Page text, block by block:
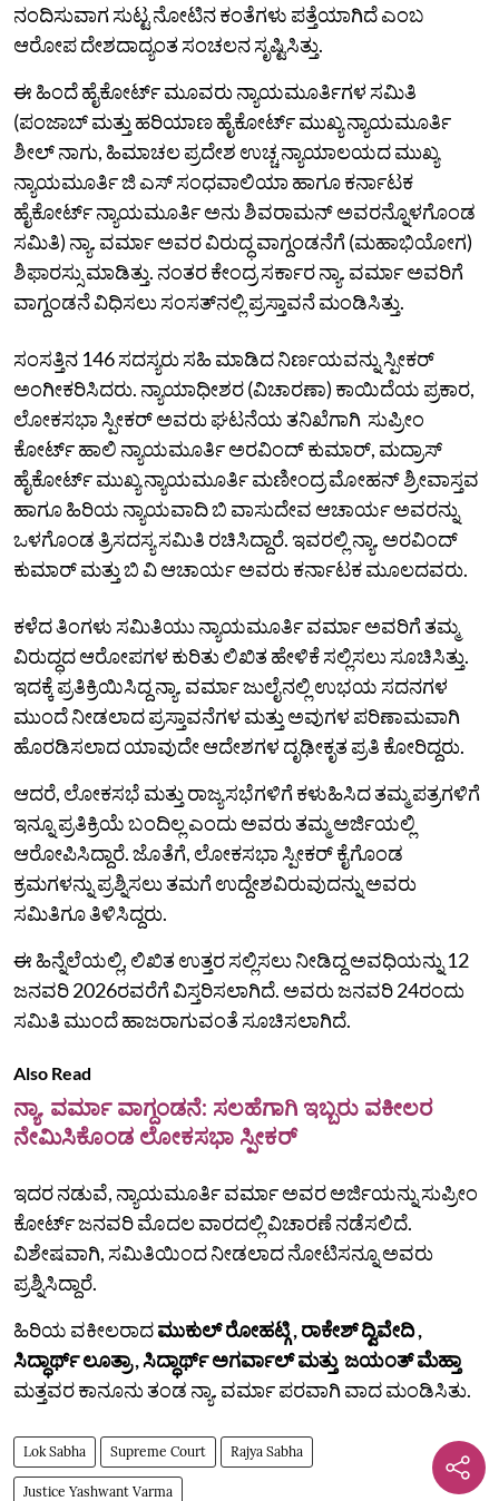
ನಂದಿಸುವಾಗ ಸುಟ್ಟ ನೋಟಿನ ಕಂತೆಗಳು ಪತ್ತೆಯಾಗಿದೆ ಎಂಬ
ಆರೋಪ ದೇಶದಾದ್ಯಂತ ಸಂಚಲನ ಸೃಷ್ಟಿಸಿತ್ತು.
ಈ ಹಿಂದೆ ಹೈಕೋರ್ಟ್‌ ಮೂವರು ನ್ಯಾಯಮೂರ್ತಿಗಳ ಸಮಿತಿ
(ಪಂಜಾಬ್ ಮತ್ತು ಹರಿಯಾಣ ಹೈಕೋರ್ಟ್‌ ಮುಖ್ಯ ನ್ಯಾಯಮೂರ್ತಿ
ಶೀಲ್ ನಾಗು, ಹಿಮಾಚಲ ಪ್ರದೇಶ ಉಚ್ಚ ನ್ಯಾಯಾಲಯದ ಮುಖ್ಯ
ನ್ಯಾಯಮೂರ್ತಿ ಜಿ ಎಸ್ ಸಂಧವಾಲಿಯಾ ಹಾಗೂ ಕರ್ನಾಟಕ
ಹೈಕೋರ್ಟ್‌ ನ್ಯಾಯಮೂರ್ತಿ ಅನು ಶಿವರಾಮನ್‌ ಅವರನ್ನೊಳಗೊಂಡ
ಸಮಿತಿ) ನ್ಯಾ. ವರ್ಮಾ ಅವರ ವಿರುದ್ಧ ವಾಗ್ದಂಡನೆಗೆ (ಮಹಾಭಿಯೋಗ)
ಶಿಫಾರಸ್ಸು ಮಾಡಿತ್ತು. ನಂತರ ಕೇಂದ್ರ ಸರ್ಕಾರ ನ್ಯಾ. ವರ್ಮಾ ಅವರಿಗೆ
ವಾಗ್ದಂಡನೆ ವಿಧಿಸಲು ಸಂಸತ್‌ನಲ್ಲಿ ಪ್ರಸ್ತಾವನೆ ಮಂಡಿಸಿತ್ತು.
ಸಂಸತ್ತಿನ 146 ಸದಸ್ಯರು ಸಹಿ ಮಾಡಿದ ನಿರ್ಣಯವನ್ನು ಸ್ಪೀಕರ್
ಅಂಗೀಕರಿಸಿದರು. ನ್ಯಾಯಾಧೀಶರ (ವಿಚಾರಣಾ) ಕಾಯಿದೆಯ ಪ್ರಕಾರ,
ಲೋಕಸಭಾ ಸ್ಪೀಕರ್‌ ಅವರು ಘಟನೆಯ ತನಿಖೆಗಾಗಿ ಸುಪ್ರೀಂ
ಕೋರ್ಟ್‌ ಹಾಲಿ ನ್ಯಾಯಮೂರ್ತಿ ಅರವಿಂದ್‌ ಕುಮಾರ್‌, ಮದ್ರಾಸ್‌
ಹೈಕೋರ್ಟ್‌ ಮುಖ್ಯ ನ್ಯಾಯಮೂರ್ತಿ ಮಣೀಂದ್ರ ಮೋಹನ್‌ ಶ್ರೀವಾಸ್ತವ
ಹಾಗೂ ಹಿರಿಯ ನ್ಯಾಯವಾದಿ ಬಿ ವಾಸುದೇವ ಆಚಾರ್ಯ ಅವರನ್ನು
ಒಳಗೊಂಡ ತ್ರಿಸದಸ್ಯ ಸಮಿತಿ ರಚಿಸಿದ್ದಾರೆ. ಇವರಲ್ಲಿ ನ್ಯಾ. ಅರವಿಂದ್‌
ಕುಮಾರ್‌ ಮತ್ತು ಬಿ ವಿ ಆಚಾರ್ಯ ಅವರು ಕರ್ನಾಟಕ ಮೂಲದವರು.
ಕಳೆದ ತಿಂಗಳು ಸಮಿತಿಯು ನ್ಯಾಯಮೂರ್ತಿ ವರ್ಮಾ ಅವರಿಗೆ ತಮ್ಮ
ವಿರುದ್ಧದ ಆರೋಪಗಳ ಕುರಿತು ಲಿಖಿತ ಹೇಳಿಕೆ ಸಲ್ಲಿಸಲು ಸೂಚಿಸಿತ್ತು.
ಇದಕ್ಕೆ ಪ್ರತಿಕ್ರಿಯಿಸಿದ್ದ ನ್ಯಾ. ವರ್ಮಾ ಜುಲೈನಲ್ಲಿ ಉಭಯ ಸದನಗಳ
ಮುಂದೆ ನೀಡಲಾದ ಪ್ರಸ್ತಾವನೆಗಳ ಮತ್ತು ಅವುಗಳ ಪರಿಣಾಮವಾಗಿ
ಹೊರಡಿಸಲಾದ ಯಾವುದೇ ಆದೇಶಗಳ ದೃಢೀಕೃತ ಪ್ರತಿ ಕೋರಿದ್ದರು.
ಆದರೆ, ಲೋಕಸಭೆ ಮತ್ತು ರಾಜ್ಯಸಭೆಗಳಿಗೆ ಕಳುಹಿಸಿದ ತಮ್ಮ ಪತ್ರಗಳಿಗೆ
ಇನ್ನೂ ಪ್ರತಿಕ್ರಿಯೆ ಬಂದಿಲ್ಲ ಎಂದು ಅವರು ತಮ್ಮ ಅರ್ಜಿಯಲ್ಲಿ
ಆರೋಪಿಸಿದ್ದಾರೆ. ಜೊತೆಗೆ, ಲೋಕಸಭಾ ಸ್ಪೀಕರ್ ಕೈಗೊಂಡ
ಕ್ರಮಗಳನ್ನು ಪ್ರಶ್ನಿಸಲು ತಮಗೆ ಉದ್ದೇಶವಿರುವುದನ್ನು ಅವರು
ಸಮಿತಿಗೂ ತಿಳಿಸಿದ್ದರು.
ಈ ಹಿನ್ನೆಲೆಯಲ್ಲಿ, ಲಿಖಿತ ಉತ್ತರ ಸಲ್ಲಿಸಲು ನೀಡಿದ್ದ ಅವಧಿಯನ್ನು 12
ಜನವರಿ 2026ರವರೆಗೆ ವಿಸ್ತರಿಸಲಾಗಿದೆ. ಅವರು ಜನವರಿ 24ರಂದು
ಸಮಿತಿ ಮುಂದೆ ಹಾಜರಾಗುವಂತೆ ಸೂಚಿಸಲಾಗಿದೆ.
Also Read
ನ್ಯಾ. ವರ್ಮಾ ವಾಗ್ದಂಡನೆ: ಸಲಹೆಗಾಗಿ ಇಬ್ಬರು ವಕೀಲರ
ನೇಮಿಸಿಕೊಂಡ ಲೋಕಸಭಾ ಸ್ಪೀಕರ್
ಇದರ ನಡುವೆ, ನ್ಯಾಯಮೂರ್ತಿ ವರ್ಮಾ ಅವರ ಅರ್ಜಿಯನ್ನು ಸುಪ್ರೀಂ
ಕೋರ್ಟ್ ಜನವರಿ ಮೊದಲ ವಾರದಲ್ಲಿ ವಿಚಾರಣೆ ನಡೆಸಲಿದೆ.
ವಿಶೇಷವಾಗಿ, ಸಮಿತಿಯಿಂದ ನೀಡಲಾದ ನೋಟಿಸನ್ನೂ ಅವರು
ಪ್ರಶ್ನಿಸಿದ್ದಾರೆ.
ಹಿರಿಯ ವಕೀಲರಾದಮುಕುಲ್ ರೋಹಟ್ಗಿ , ರಾಕೇಶ್ ದ್ವಿವೇದಿ ,
ಸಿದ್ಧಾರ್ಥ್ ಲೂತ್ರಾ , ಸಿದ್ಧಾರ್ಥ್ ಅಗರ್ವಾಲ್ ಮತ್ತು ಜಯಂತ್ ಮೆಹ್ತಾ
ಮತ್ತವರ ಕಾನೂನು ತಂಡ ನ್ಯಾ. ವರ್ಮಾ ಪರವಾಗಿ ವಾದ ಮಂಡಿಸಿತು.
Lok Sabha Supreme Court Rajya Sabha
Justice Yashwant Varma